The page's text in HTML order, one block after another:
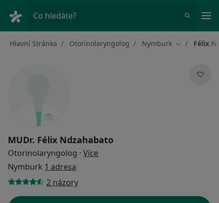
Co hledáte?
Hlavní Stránka Otorinolaryngolog Nymburk Změna města
Félix
MUDr. Félix Ndzahabato
Otorinolaryngolog · Více
Nymburk 1 adresa
2 názory